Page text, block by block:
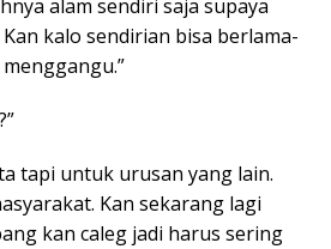
alam sendiri saja supaya
kalo sendirian bisa berlama-
tapi untuk urusan yang lain.
Kan sekarang lagi
kan caleg jadi harus sering